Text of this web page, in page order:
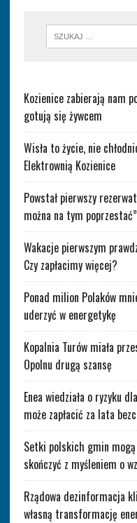
Kozienice zabierają nam
gotują się żywcem
Wisła to życie, nie
Elektrownią Kozienice
Powstał pierwszy
można na tym poprzestać”
Wakacje pierwszym
Czy zapłacimy więcej?
Ponad milion Polaków
uderzyć w energetykę
Kopalnia Turów miała
Opolnu drugą szansę
Enea wiedziała o ryzyku
może zapłacić za lata
Setki polskich gmin mogą
skończyć z myśleniem o
Rządowa dezinformacja
własną transformację